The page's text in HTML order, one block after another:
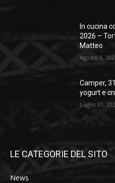
In cucina
2026 –
Matteo
Agosto 3,
Camper,
yogurt e
Luglio 31,
LE CATEGORIE DEL SITO
News